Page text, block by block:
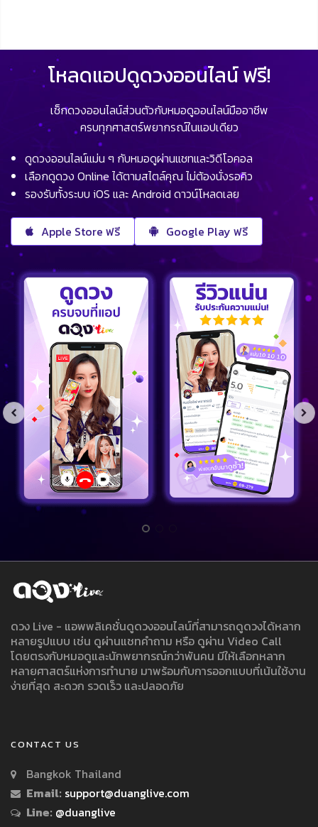
โหลดแอปดูดวงออนไลน์ ฟรี!
เช็กดวงออนไลน์ส่วนตัวกับหมอดูออนไลน์มืออาชีพ
ครบทุกศาสตร์พยากรณ์ในแอปเดียว
ดูดวงออนไลน์แม่น ๆ กับหมอดูผ่านแชทและวิดีโอคอล
เลือกดูดวง Online ได้ตามสไตล์คุณ ไม่ต้องนั่งรอคิว
รองรับทั้งระบบ iOS และ Android ดาวน์โหลดเลย
Apple Store ฟรี Google Play ฟรี
ดวง Live - แอพพลิเคชั่นดูดวงออนไลน์ที่สามารถดูดวงได้หลาก
หลายรูปแบบ เช่น ดูผ่านแชทคำถาม หรือ ดูผ่าน Video Call
โดยตรงกับหมอดูและนักพยากรณ์กว่าพันคน มีให้เลือกหลาก
หลายศาสตร์แห่งการทำนาย มาพร้อมกับการออกแบบที่เน้นใช้งาน
ง่ายที่สุด สะดวก รวดเร็ว และปลอดภัย
CONTACT US
Bangkok Thailand
Email: support@duanglive.com
Line: @duanglive